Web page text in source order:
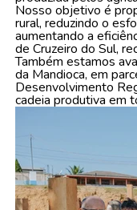
Nosso objetivo é
rural, reduzindo o
aumentando a
de Cruzeiro do Sul,
Também estamos
da Mandioca, em
Desenvolvimento
cadeia produtiva em